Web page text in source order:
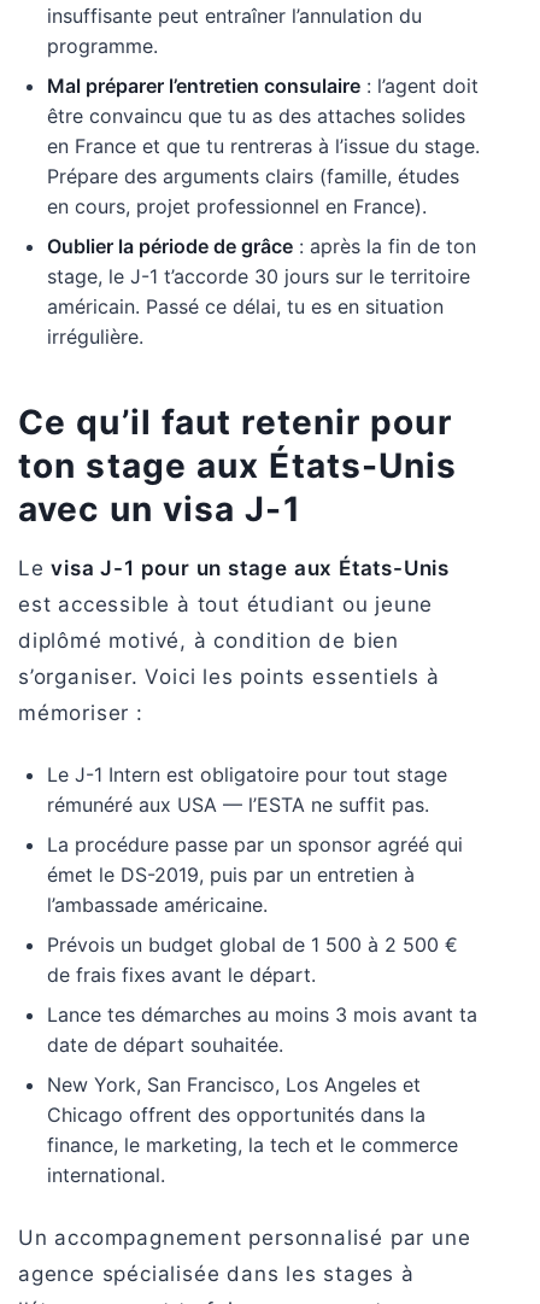
insuffisante peut entraîner l’annulation du
programme.
Mal préparer l’entretien consulaire : l’agent doit
être convaincu que tu as des attaches solides
en France et que tu rentreras à l’issue du stage.
Prépare des arguments clairs (famille, études
en cours, projet professionnel en France).
Oublier la période de grâce : après la fin de ton
stage, le J-1 t’accorde 30 jours sur le territoire
américain. Passé ce délai, tu es en situation
irrégulière.
Ce qu’il faut retenir pour
ton stage aux États-Unis
avec un visa J-1
Levisa J-1 pour un stage aux États-Unis
est accessible à tout étudiant ou jeune
diplômé motivé, à condition de bien
s’organiser. Voici les points essentiels à
mémoriser :
Le J-1 Intern est obligatoire pour tout stage
rémunéré aux USA — l’ESTA ne suffit pas.
La procédure passe par un sponsor agréé qui
émet le DS-2019, puis par un entretien à
l’ambassade américaine.
Prévois un budget global de 1 500 à 2 500 €
de frais fixes avant le départ.
Lance tes démarches au moins 3 mois avant ta
date de départ souhaitée.
New York, San Francisco, Los Angeles et
Chicago offrent des opportunités dans la
finance, le marketing, la tech et le commerce
international.
Un accompagnement personnalisé par une
agence spécialisée dans les stages à